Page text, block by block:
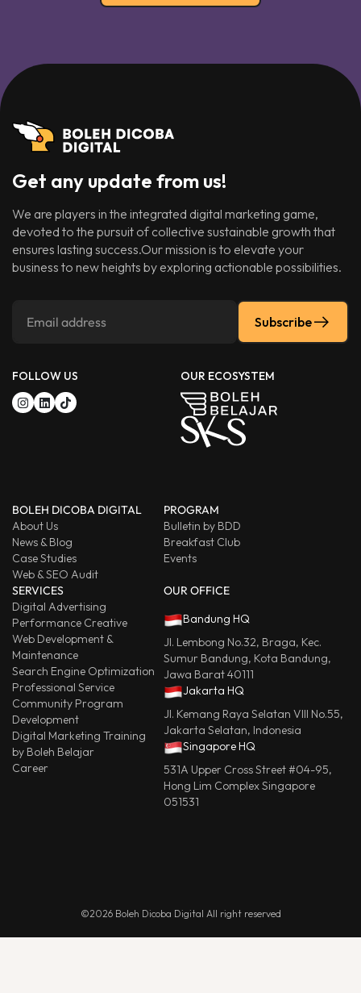
Get any update from us!
We are players in the integrated digital marketing game,
devoted to the pursuit of collective sustainable growth that
ensures lasting success.Our mission is to elevate your
business to new heights by exploring actionable possibilities.
Subscribe
FOLLOW US OUR ECOSYSTEM
BOLEH DICOBA DIGITAL
About Us
News & Blog
Case Studies
Web & SEO Audit
PROGRAM
Bulletin by BDD
Breakfast Club
Events
SERVICES
Digital Advertising
Performance Creative
Web Development &
Maintenance
Search Engine Optimization
Professional Service
Community Program
Development
Digital Marketing Training
by Boleh Belajar
Career
OUR OFFICE
Bandung HQ
Jl. Lembong No.32, Braga, Kec.
Sumur Bandung, Kota Bandung,
Jawa Barat 40111
Jakarta HQ
Jl. Kemang Raya Selatan VIII No.55,
Jakarta Selatan, Indonesia
Singapore HQ
531A Upper Cross Street #04-95,
Hong Lim Complex Singapore
051531
©2026 Boleh Dicoba Digital All right reserved